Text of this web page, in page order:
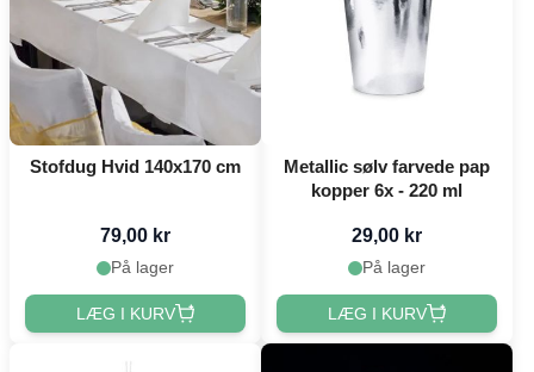
Stofdug Hvid 140x170 cm
79,00 kr
På lager
LÆG I KURV
Metallic sølv farvede pap
kopper 6x - 220 ml
29,00 kr
På lager
LÆG I KURV